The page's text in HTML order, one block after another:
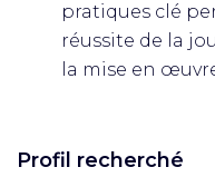
pratiques clé
réussite de la
la mise en
Profil recherché